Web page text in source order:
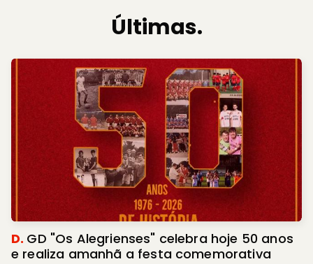
Últimas.
D. GD "Os Alegrienses" celebra hoje 50 anos
e realiza amanhã a festa comemorativa